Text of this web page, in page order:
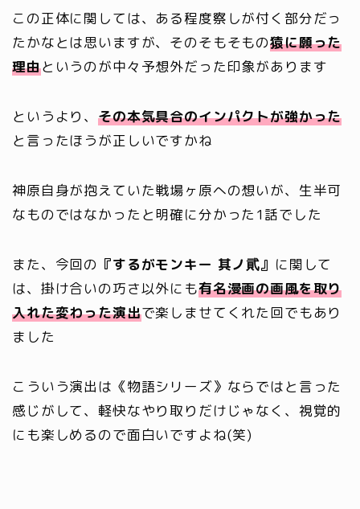
この正体に関しては、ある程度察しが付く部分だっ
たかなとは思いますが、そのそもそもの猿に願った
理由というのが中々予想外だった印象があります
というより、その本気具合のインパクトが強かった
と言ったほうが正しいですかね
神原自身が抱えていた戦場ヶ原への想いが、生半可
なものではなかったと明確に分かった1話でした
また、今回の 『するがモンキー 其ノ貮』 に関して
は、掛け合いの巧さ以外にも有名漫画の画風を取り
入れた変わった演出で楽しませてくれた回でもあり
ました
こういう演出は《物語シリーズ》ならではと言った
感じがして、軽快なやり取りだけじゃなく、視覚的
にも楽しめるので面白いですよね(笑)